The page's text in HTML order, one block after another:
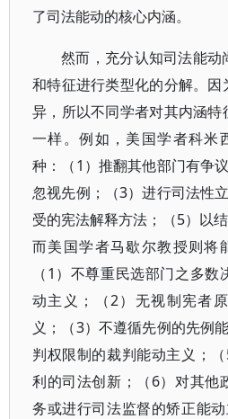
了司法能动的核心内涵。
然而，充分认知司法能
和特征进行类型化的分解。
异，所以不同学者对其内涵
一样。例如，美国学者科米
种：（1）推翻其他部门有争
忽视先例；（3）进行司法性
受的宪法解释方法；（5）以
而美国学者马歇尔教授则将
（1）不尊重民选部门之多
动主义；（2）无视制宪者
义；（3）不遵循先例的先例
判权限制的裁判能动主义；
利的司法创新；（6）对其他
务或进行司法监督的矫正能